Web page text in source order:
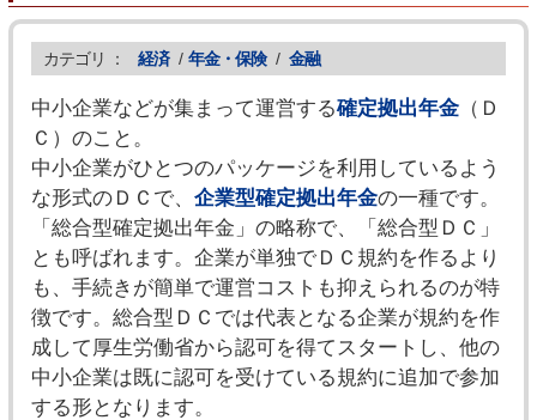
カテゴリ ： 経済 / 年金・保険 / 金融
中小企業などが集まって運営する確定拠出年金（Ｄ
Ｃ）のこと。
中小企業がひとつのパッケージを利用しているよう
な形式のＤＣで、 企業型確定拠出年金の一種です。
「総合型確定拠出年金」の略称で、「総合型ＤＣ」
とも呼ばれます。企業が単独でＤＣ規約を作るより
も、手続きが簡単で運営コストも抑えられるのが特
徴です。総合型ＤＣでは代表となる企業が規約を作
成して厚生労働省から認可を得てスタートし、他の
中小企業は既に認可を受けている規約に追加で参加
する形となります。